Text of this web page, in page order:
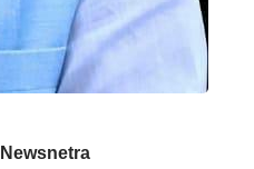
Newsnetra